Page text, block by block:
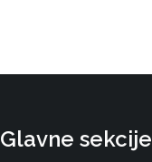
Glavne sekcije